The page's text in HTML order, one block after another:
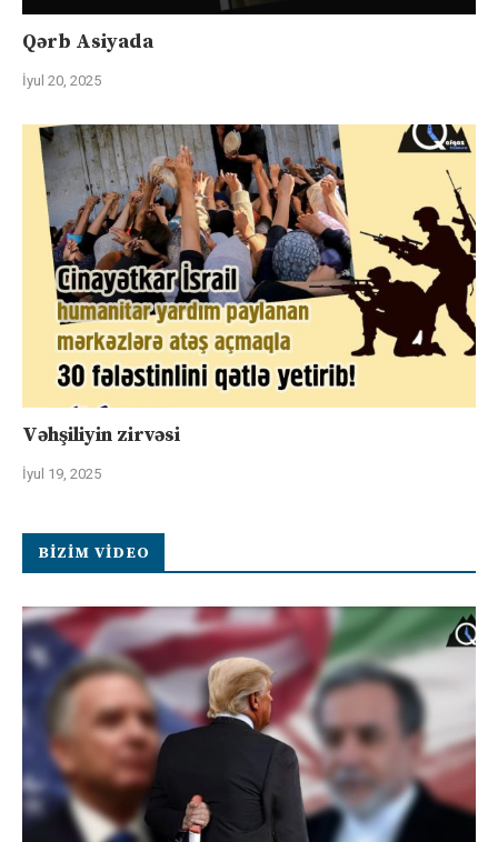
Qərb Asiyada
İyul 20, 2025
Vəhşiliyin zirvəsi
İyul 19, 2025
BIZIM VIDEO